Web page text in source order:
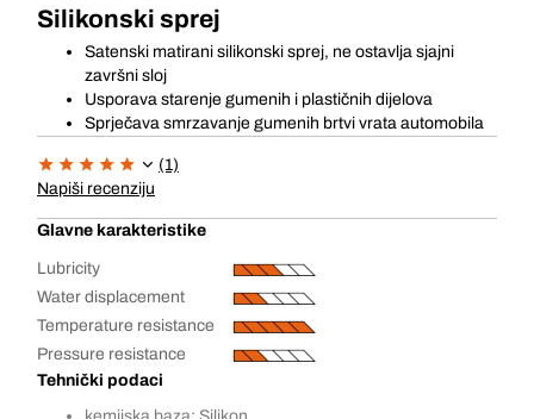
Silikonski sprej
Satenski matirani silikonski sprej, ne ostavlja sjajni
završni sloj
Usporava starenje gumenih i plastičnih dijelova
Sprječava smrzavanje gumenih brtvi vrata automobila
(1)
Napiši recenziju
Glavne karakteristike
Lubricity
Water displacement
Temperature resistance
Pressure resistance
Tehnički podaci